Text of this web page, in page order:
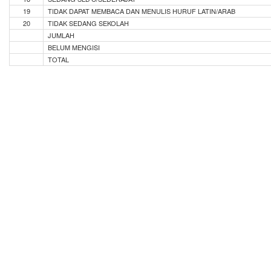
19
TIDAK DAPAT MEMBACA DAN MENULIS HURUF LATIN/ARAB
20
TIDAK SEDANG SEKOLAH
JUMLAH
BELUM MENGISI
TOTAL